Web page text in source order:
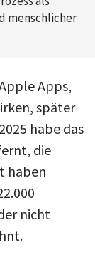
menschlicher
Apps,
später
habe das
die
haben
nicht